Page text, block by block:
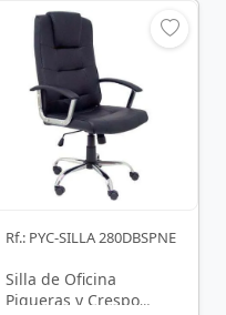
Rf.: PYC-SILLA 280DBSPNE
Silla de Oficina
Piqueras y Crespo